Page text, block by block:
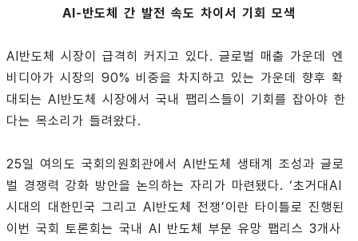
AI-반도체 간 발전 속도 차이서 기회 모색
AI반도체 시장이 급격히 커지고 있다. 글로벌 매출 가운데 엔
비디아가 시장의 90% 비중을 차지하고 있는 가운데 향후 확
대되는 AI반도체 시장에서 국내 팹리스들이 기회를 잡아야 한
다는 목소리가 들려왔다.
25일 여의도 국회의원회관에서 AI반도체 생태계 조성과 글로
벌 경쟁력 강화 방안을 논의하는 자리가 마련됐다. ‘초거대AI
시대의 대한민국 그리고 AI반도체 전쟁’이란 타이틀로 진행된
이번 국회 토론회는 국내 AI 반도체 부문 유망 팹리스 3개사